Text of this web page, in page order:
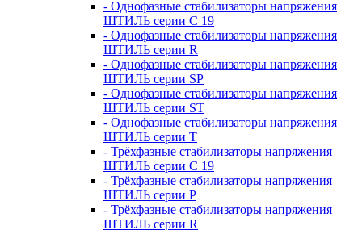
- Однофазные стабилизаторы напряжения
ШТИЛЬ серии C 19
- Однофазные стабилизаторы напряжения
ШТИЛЬ серии R
- Однофазные стабилизаторы напряжения
ШТИЛЬ серии SP
- Однофазные стабилизаторы напряжения
ШТИЛЬ серии ST
- Однофазные стабилизаторы напряжения
ШТИЛЬ серии T
- Трёхфазные стабилизаторы напряжения
ШТИЛЬ серии C 19
- Трёхфазные стабилизаторы напряжения
ШТИЛЬ серии P
- Трёхфазные стабилизаторы напряжения
ШТИЛЬ серии R